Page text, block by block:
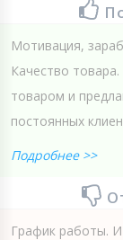
Мотивация,
Качество
товаром и
постоянных
Подробнее >>
График работы.